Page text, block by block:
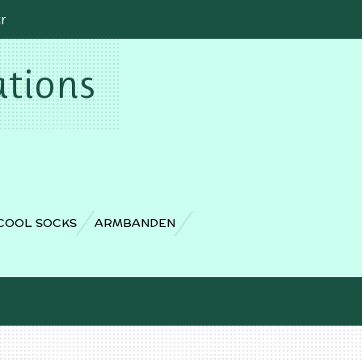
SOCKS
ARMBANDEN